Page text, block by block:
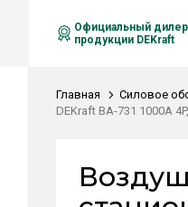
Официальный дилер
продукции DEKraft
Главная Силовое
DEKraft ВА-731 1000А